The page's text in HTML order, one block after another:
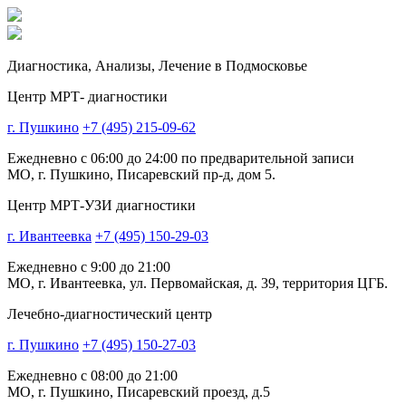
Диагностика, Анализы, Лечение в Подмосковье
Центр МРТ- диагностики
г. Пушкино +7 (495) 215-09-62
Ежедневно с 06:00 до 24:00 по предварительной записи
МО, г. Пушкино, Писаревский пр-д, дом 5.
Центр МРТ-УЗИ диагностики
г. Ивантеевка +7 (495) 150-29-03
Ежедневно с 9:00 до 21:00
МО, г. Ивантеевка, ул. Первомайская, д. 39, территория ЦГБ.
Лечебно-диагностический центр
г. Пушкино +7 (495) 150-27-03
Ежедневно с 08:00 до 21:00
МО, г. Пушкино, Писаревский проезд, д.5